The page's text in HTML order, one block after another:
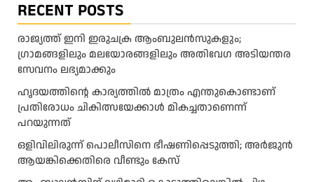
RECENT POSTS
രാജ്യത്ത് ഇനി ഇരുചക്ര ആംബുലന്‍സുകളും;
ഗ്രാമങ്ങളിലും മലയോരങ്ങളിലും അതിവേഗ അടിയന്തര
സേവനം ലഭ്യമാക്കും
ഹൃദയത്തിന്റെ കാര്യത്തിൽ മാത്രം എന്തുകൊണ്ടാണ്
പ്രതിരോധം ചികിത്സയേക്കാൾ മികച്ചതാണെന്ന്
പറയുന്നത്
ഒളിവിലിരുന്ന് പൊലീസിനെ ഭീഷണിപ്പെടുത്തി; അർജുൻ
ആയങ്കിക്കെതിരെ വീണ്ടും കേസ്